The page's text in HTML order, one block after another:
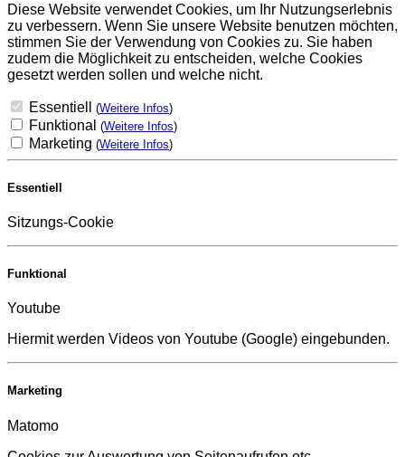
Diese Website verwendet Cookies, um Ihr Nutzungserlebnis
zu verbessern. Wenn Sie unsere Website benutzen möchten,
stimmen Sie der Verwendung von Cookies zu. Sie haben
zudem die Möglichkeit zu entscheiden, welche Cookies
gesetzt werden sollen und welche nicht.
Essentiell (Weitere Infos)
Funktional (Weitere Infos)
Marketing (Weitere Infos)
Essentiell
Sitzungs-Cookie
Funktional
Youtube
Hiermit werden Videos von Youtube (Google) eingebunden.
Marketing
Matomo